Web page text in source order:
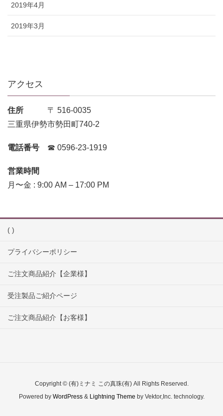
2019年4月
2019年3月
アクセス
住所 〒 516-0035
三重県伊勢市勢田町740-2
電話番号 ☎︎ 0596-23-1919
営業時間
月〜金 : 9:00 AM – 17:00 PM
( )
プライバシーポリシー
ご注文商品紹介【企業様】
受注製品ご紹介ページ
ご注文商品紹介【お客様】
Copyright © (有)ミナミ この真珠(有) All Rights Reserved.
Powered by WordPress& Lightning Theme by Vektor,Inc. technology.